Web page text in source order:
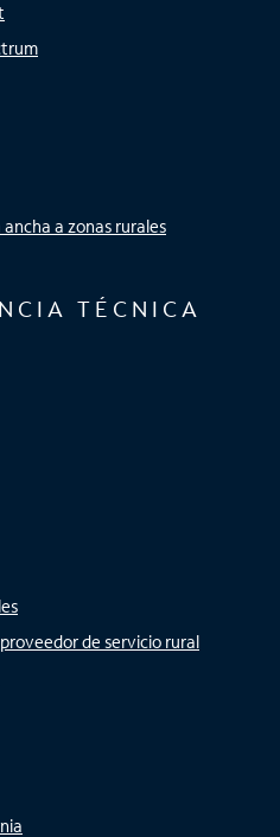
a zonas rurales
TÉCNICA
de servicio rural